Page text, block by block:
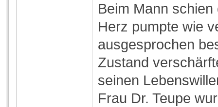
Beim Mann
Herz pumpte wie
ausgesprochen
Zustand
seinen
Frau Dr. Teupe